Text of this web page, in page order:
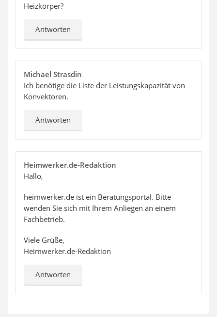
Heizkörper?
Antworten
Michael Strasdin
Ich benötige die Liste der Leistungskapazität von
Konvektoren.
Antworten
Heimwerker.de-Redaktion
Hallo,
heimwerker.de ist ein Beratungsportal. Bitte
wenden Sie sich mit Ihrem Anliegen an einem
Fachbetrieb.
Viele Grüße,
Heimwerker.de-Redaktion
Antworten